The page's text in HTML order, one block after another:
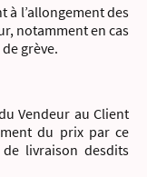
à l’allongement des
notamment en cas
grève.
Vendeur au Client
du prix par ce
livraison desdits